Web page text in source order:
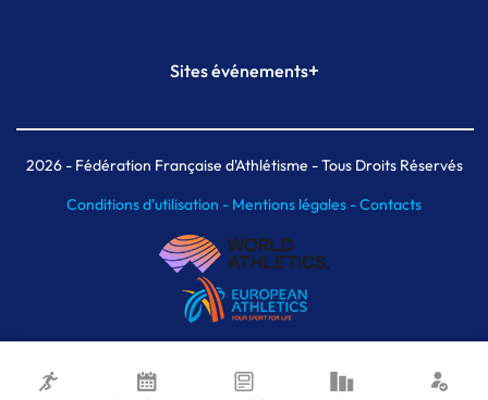
Plateforme Formation
Sites événements+
Meeting de Paris indoor
MAIF Ekiden de Paris
2026- Fédération Française d'Athlétisme - Tous Droits Réservés
Conditions d'utilisation - Mentions légales -Contacts